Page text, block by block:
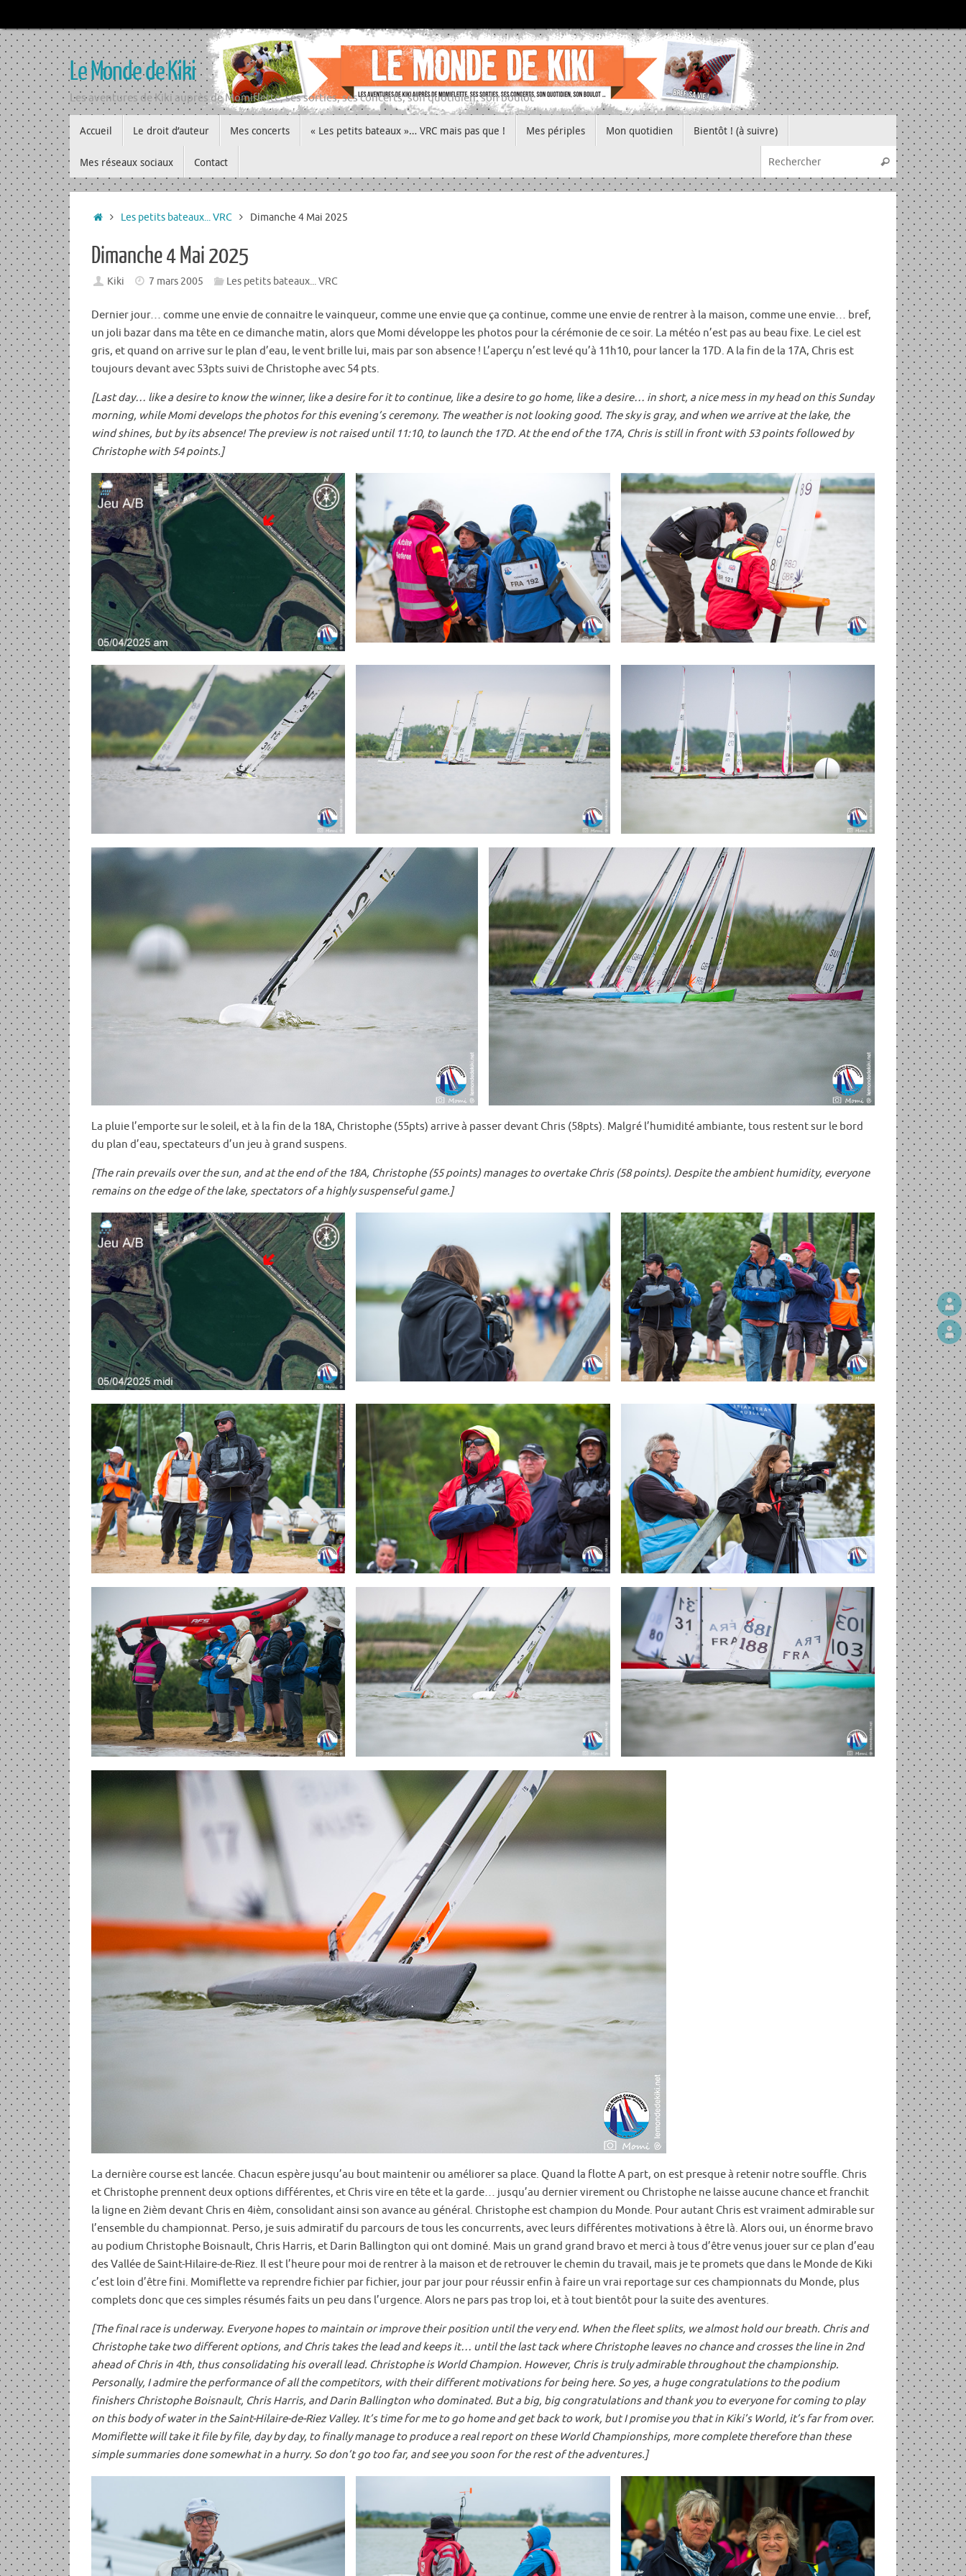
au
contenu
Le Monde de Kiki
Les aventures de Kiki auprès de Momiflette, ses sorties, ses concerts, son quotidien, son boulot
au
contenu
Accueil Le droit d’auteur Mes concerts « Les petits bateaux »… VRC mais pas que ! Mes périples Mon quotidien Bientôt ! (à suivre)
Mes réseaux sociaux Contact
Recherche
Rechercher
AccueilLes petits bateaux... VRC Dimanche 4 Mai 2025
Dimanche 4 Mai 2025
Kiki 7 mars 2005 Les petits bateaux... VRC
Dernier jour… comme une envie de connaitre le vainqueur, comme une envie que ça continue, comme une envie de rentrer à la maison, comme une envie… bref,
un joli bazar dans ma tête en ce dimanche matin, alors que Momi développe les photos pour la cérémonie de ce soir. La météo n’est pas au beau fixe. Le ciel est
gris, et quand on arrive sur le plan d’eau, le vent brille lui, mais par son absence ! L’aperçu n’est levé qu’à 11h10, pour lancer la 17D. A la fin de la 17A, Chris est
toujours devant avec 53pts suivi de Christophe avec 54 pts.
[Last day… like a desire to know the winner, like a desire for it to continue, like a desire to go home, like a desire… in short, a nice mess in my head on this Sunday
morning, while Momi develops the photos for this evening’s ceremony. The weather is not looking good. The sky is gray, and when we arrive at the lake, the
wind shines, but by its absence! The preview is not raised until 11:10, to launch the 17D. At the end of the 17A, Chris is still in front with 53 points followed by
Christophe with 54 points.]
La pluie l’emporte sur le soleil, et à la fin de la 18A, Christophe (55pts) arrive à passer devant Chris (58pts). Malgré l’humidité ambiante, tous restent sur le bord
du plan d’eau, spectateurs d’un jeu à grand suspens.
[The rain prevails over the sun, and at the end of the 18A, Christophe (55 points) manages to overtake Chris (58 points). Despite the ambient humidity, everyone
remains on the edge of the lake, spectators of a highly suspenseful game.]
La dernière course est lancée. Chacun espère jusqu’au bout maintenir ou améliorer sa place. Quand la flotte A part, on est presque à retenir notre souffle. Chris
et Christophe prennent deux options différentes, et Chris vire en tête et la garde… jusqu’au dernier virement ou Christophe ne laisse aucune chance et franchit
la ligne en 2ièm devant Chris en 4ièm, consolidant ainsi son avance au général. Christophe est champion du Monde. Pour autant Chris est vraiment admirable sur
l’ensemble du championnat. Perso, je suis admiratif du parcours de tous les concurrents, avec leurs différentes motivations à être là. Alors oui, un énorme bravo
au podium Christophe Boisnault, Chris Harris, et Darin Ballington qui ont dominé. Mais un grand grand bravo et merci à tous d’être venus jouer sur ce plan d’eau
des Vallée de Saint-Hilaire-de-Riez. Il est l’heure pour moi de rentrer à la maison et de retrouver le chemin du travail, mais je te promets que dans le Monde de Kiki
c’est loin d’être fini. Momiflette va reprendre fichier par fichier, jour par jour pour réussir enfin à faire un vrai reportage sur ces championnats du Monde, plus
complets donc que ces simples résumés faits un peu dans l’urgence. Alors ne pars pas trop loi, et à tout bientôt pour la suite des aventures.
[The final race is underway. Everyone hopes to maintain or improve their position until the very end. When the fleet splits, we almost hold our breath. Chris and
Christophe take two different options, and Chris takes the lead and keeps it… until the last tack where Christophe leaves no chance and crosses the line in 2nd
ahead of Chris in 4th, thus consolidating his overall lead. Christophe is World Champion. However, Chris is truly admirable throughout the championship.
Personally, I admire the performance of all the competitors, with their different motivations for being here. So yes, a huge congratulations to the podium
finishers Christophe Boisnault, Chris Harris, and Darin Ballington who dominated. But a big, big congratulations and thank you to everyone for coming to play
on this body of water in the Saint-Hilaire-de-Riez Valley. It’s time for me to go home and get back to work, but I promise you that in Kiki’s World, it’s far from over.
Momiflette will take it file by file, day by day, to finally manage to produce a real report on these World Championships, more complete therefore than these
simple summaries done somewhat in a hurry. So don’t go too far, and see you soon for the rest of the adventures.]